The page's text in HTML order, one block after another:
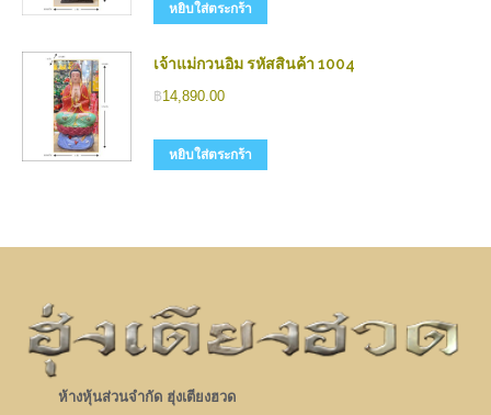
หยิบใส่ตระกร้า
เจ้าแม่กวนอิม รหัสสินค้า 1004
฿14,890.00
หยิบใส่ตระกร้า
ห้างหุ้นส่วนจำกัด ฮุ่งเตียงฮวด